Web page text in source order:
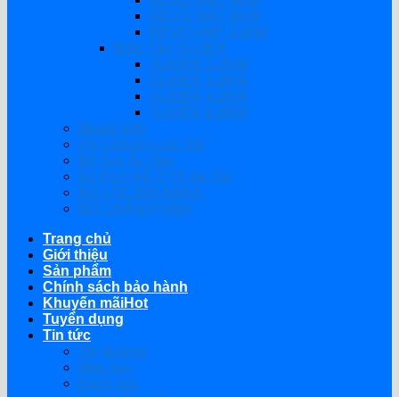
REVO HMT 8KW
REVO HMT 11KW
Biến Tần SUOER
SUOER 2.2KW
SUOER 3.2KW
SUOER 4.2KW
SUOER 6.2KW
Modul Wifi
Pin Lithium Lưu Trữ
Bộ Sạc Ắc Quy
Bộ Kích Nổ Ô Tô Xe Tải
BỘ LỌC ĐĨA ARKA
BỘ CHÂM PHÂN
Trang chủ
Giới thiệu
Sản phẩm
Chính sách bảo hành
Khuyến mãi
Tuyển dụng
Tin tức
Thị trường
Mẹo hay
Đánh giá